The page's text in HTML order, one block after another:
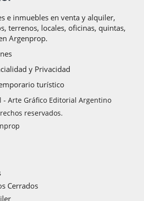
e inmuebles en venta y alquiler,
terrenos, locales, oficinas, quintas,
Argenprop.
y Privacidad
turístico
- Arte Gráfico Editorial Argentino
reservados.
Cerrados